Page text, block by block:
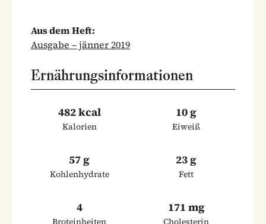
Aus dem Heft:
Ausgabe – jänner 2019
Ernährungsinformationen
482 kcal
Kalorien
10 g
Eiweiß
57 g
Kohlenhydrate
23 g
Fett
4
Broteinheiten
171 mg
Cholesterin